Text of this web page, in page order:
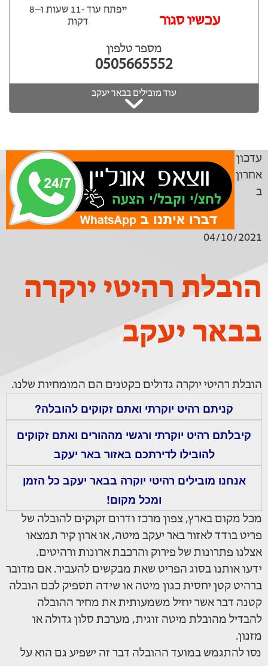
‫עכשיו סגור
ייפתח עוד -11 שעות ‫ו--8
דקות
מספר טלפון
0505665552
עוד מובילים בבאר יעקב
עדכון
אחרון
ב
04/10/2021
הובלת רהיטי יוקרה
בבאר יעקב
הובלת רהיטי יוקרה גדולים כקטנים הם המומחיות שלנו.
קניתם רהיט יוקרתי ואתם זקוקים להובלה?
קיבלתם רהיט יוקרתי ורגשי מההורים ואתם זקוקים
להובילו לדירתכם באזור באר יעקב
אנחנו מובילים רהיטי יוקרה בבאר יעקב כל הזמן
ומכל מקום!
מכל מקום בארץ, צפון מרכז ודרום זקוקים להובלה של
פריט בודד לאזור באר יעקב מיטה, או ארון קיר תמצאו
אצלנו פתרונות של פירוק והרכבת ארונות ורהיטים.
ידעו אותנו בסוג הפריט שאת מבקשים להעביר. אם מדובר
ברהיט קטן יחסית כגון מיטה או שידה תספיק לכם הובלה
קטנה דבר אשר יוזיל משמעותית את מחיר ההובלה
להבדיל מהובלת מיטה זוגית, מערכת סלון גדולה או
מזנון.
נסו להתגמש במועד ההובלה דבר זה ישפיע גם הוא על